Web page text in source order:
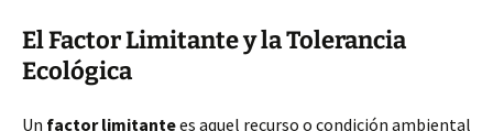
El Factor Limitante y la Tolerancia
Ecológica
Un factor limitantees aquel recurso o condición ambiental